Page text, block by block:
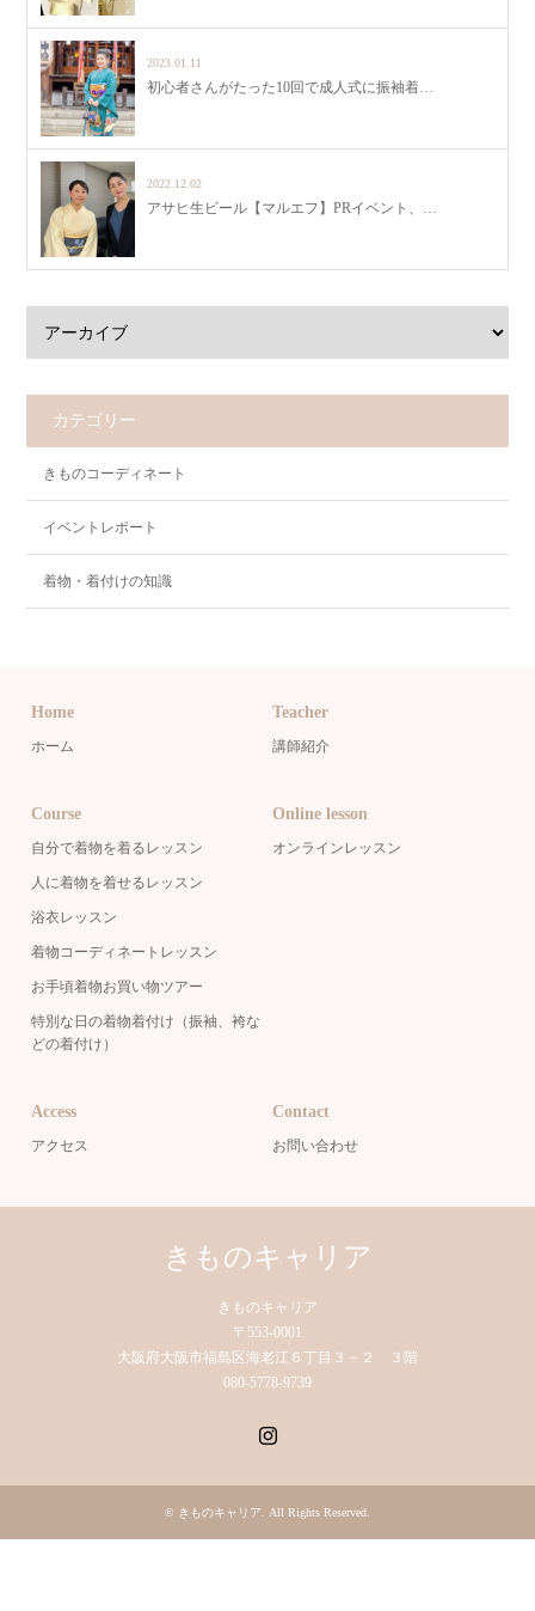
2023.01.11
初心者さんがたった10回で成人式に振袖着…
2022.12.02
アサヒ生ビール【マルエフ】PRイベント、…
カテゴリー
きものコーディネート
イベントレポート
着物・着付けの知識
Home
ホーム
Teacher
講師紹介
Course
自分で着物を着るレッスン
人に着物を着せるレッスン
浴衣レッスン
着物コーディネートレッスン
お手頃着物お買い物ツアー
特別な日の着物着付け（振袖、袴な
どの着付け）
Online lesson
オンラインレッスン
Access
アクセス
Contact
お問い合わせ
きものキャリア
きものキャリア
〒553-0001
大阪府大阪市福島区海老江６丁目３－２ ３階
080-5778-9739
© きものキャリア . All Rights Reserved.